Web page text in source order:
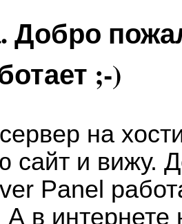
;-)
на
сайт и вижу.
Panel
А в